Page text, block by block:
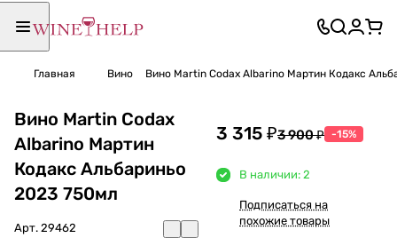
Главная Вино Вино Martin Codax Albarino Мартин Кодакс
Вино Martin Codax
Albarino Мартин
Кодакс Альбариньо
2023 750мл
Арт. 29462
3 315 ₽3 900 ₽ -15%
В наличии: 2
Подписаться на
похожие товары